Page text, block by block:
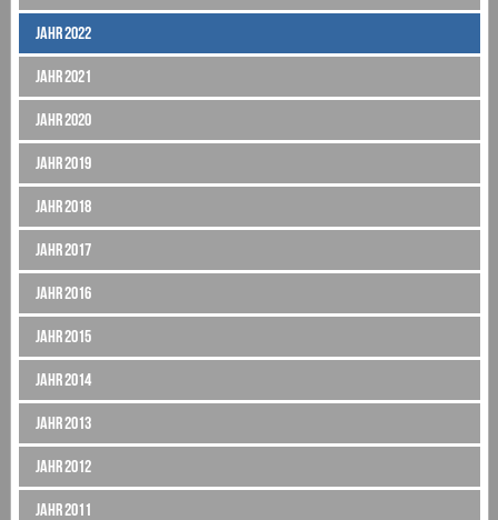
Jahr 2022
Jahr 2021
Jahr 2020
Jahr 2019
Jahr 2018
Jahr 2017
Jahr 2016
Jahr 2015
Jahr 2014
Jahr 2013
Jahr 2012
Jahr 2011